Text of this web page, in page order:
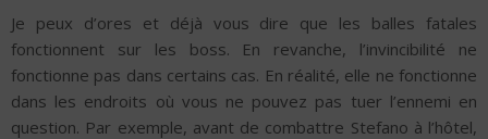
Je peux d’ores et déjà vous dire que les balles fatales
fonctionnent sur les boss. En revanche, l’invincibilité ne
fonctionne pas dans certains cas. En réalité, elle ne fonctionne
dans les endroits où vous ne pouvez pas tuer l’ennemi en
question. Par exemple, avant de combattre Stefano à l’hôtel,